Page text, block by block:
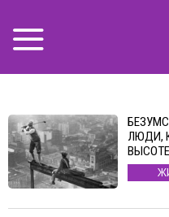
ЛЮДИ,